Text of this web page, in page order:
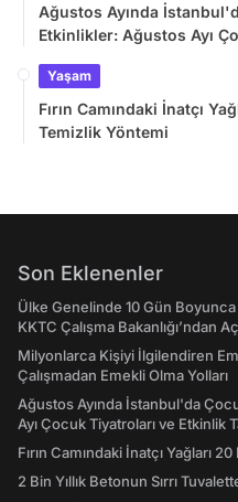
Ağustos Ayında
Etkinlikler: Ağustos Ayı
Yaşam
Fırın Camındaki İnatçı
Temizlik Yöntemi
Son Eklenenler
Ülke Genelinde 10 Gün Boyunca
KKTC Çalışma Bakanlığı’ndan
Milyonlarca Kişiyi İlgilendiren
Çalışmadan Emekli Olma Yolları
Ağustos Ayında İstanbul'da
Ayı Çocuk Tiyatroları ve Etkinlik
Fırın Camındaki İnatçı Yağları
2 Bin Yıllık Betonun Sırrı